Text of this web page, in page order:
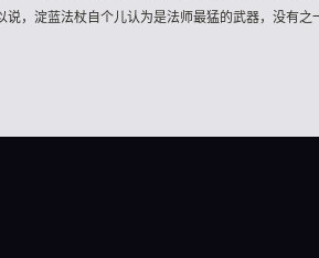
说，淀蓝法杖自个儿认为是法师最猛的武器，没有之